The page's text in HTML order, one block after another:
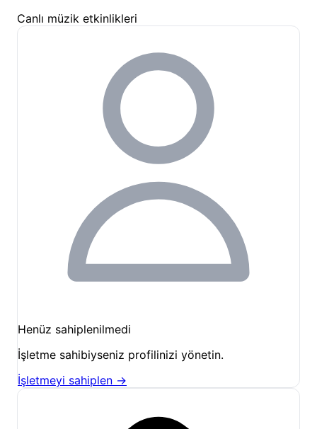
Olimpos'un çarşı ve eğlence mekanlarına yürüme
ihtiyaçlarınızı karşılayabileceğiniz marketlere ve
diğer işletmelere kolayca ulaşım sağlayabilirsiniz.
Yalın Ayak Olimpos tesis olanakları
, doğanın içinde
konforlu ve keyifli bir konaklama için her detayı
Çevredeki Keşif Noktaları
Yalın Ayak Olimpos
'ta konaklarken, hem tesis içinde
hem de çevrede keşfedilecek birçok aktivite ve
güzellik bulacaksınız. Biz, misafirlerimize unutulmaz
anılar biriktirmeleri için farklı deneyimler sunuyoruz:
Yıldız Gözlemi:
tesisimizde, gökyüzünde parlayan yıldızları
Doğayla İç İçe Dinlenme:Geniş bahçe
İşletme sahibiyseniz profilinizi yönetin.
İşletmeyi sahiplen →